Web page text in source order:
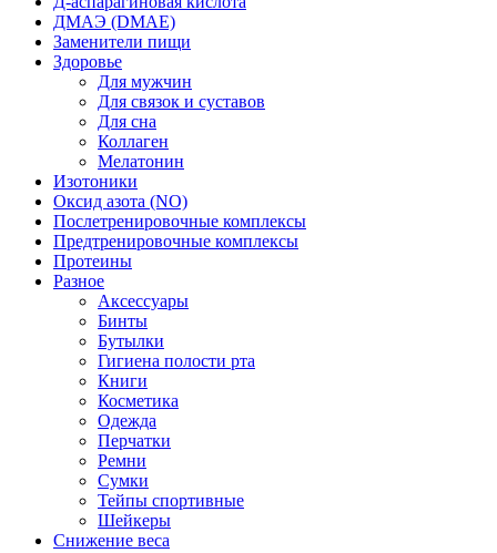
ДМАЭ (DMAE)
Заменители пищи
Здоровье
Для мужчин
Для связок и суставов
Для сна
Коллаген
Мелатонин
Изотоники
Оксид азота (NO)
Послетренировочные комплексы
Предтренировочные комплексы
Протеины
Разное
Аксессуары
Бинты
Бутылки
Гигиена полости рта
Книги
Косметика
Одежда
Перчатки
Ремни
Сумки
Тейпы спортивные
Шейкеры
Снижение веса